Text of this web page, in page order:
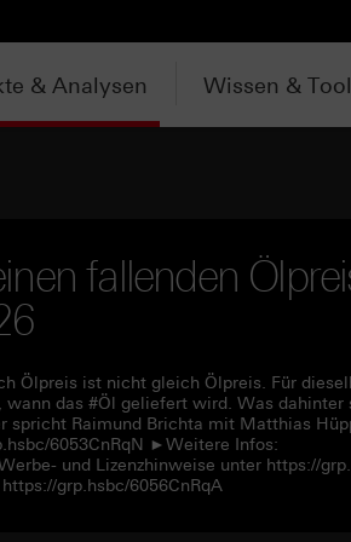
& Analysen Wissen &
fallenden
Ölpreis ist nicht gleich Ölpreis. Für
das #Öl geliefert wird. Was dahinter
spricht Raimund Brichta mit Matthias
6053CnRqN ►Weitere Infos:
und Lizenzhinweise unter https://
grp.hsbc/6056CnRqA